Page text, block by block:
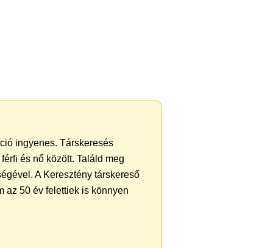
ingyenes. Társkeresés
és nő között. Találd meg
A Keresztény társkereső
az 50 év felettiek is könnyen